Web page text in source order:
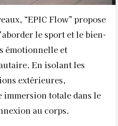
“EPIC Flow” propose
le sport et le bien-
émotionnelle et
En isolant les
extérieures,
immersion totale dans le
au corps.